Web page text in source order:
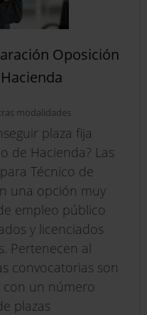
Oposición
modalidades
plaza fija
de Hacienda? Las
Técnico de
una opción muy
empleo público
y licenciados
Pertenecen al
convocatorias son
con un número
plazas